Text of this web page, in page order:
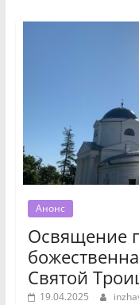
Анонс
Освящение
Святой
19.04.2025